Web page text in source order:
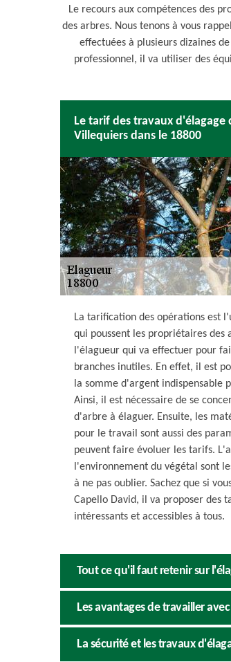
Le recours aux compétences des
des arbres. Nous tenons à vous
effectuées à plusieurs dizaines
professionnel, il va utiliser des
Le tarif des travaux d'élagage
Villequiers dans le 18800
La tarification des opérations est
qui poussent les propriétaires des
l'élagueur qui va effectuer pour
branches inutiles. En effet, il est
la somme d'argent indispensable
Ainsi, il est nécessaire de se
d'arbre à élaguer. Ensuite, les
pour le travail sont aussi des
peuvent faire évoluer les tarifs.
l'environnement du végétal sont
à ne pas oublier. Sachez que si
Capello David, il va proposer des
intéressants et accessibles à tous.
Tout ce qu'il faut retenir sur
Les avantages de travailler
La sécurité et les travaux